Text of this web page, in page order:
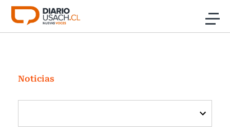
Click acá para ir directamente al contenido
Investigación
Cultura
Programas Radio y TV Usach
Noticias